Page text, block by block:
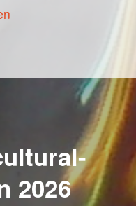
2026